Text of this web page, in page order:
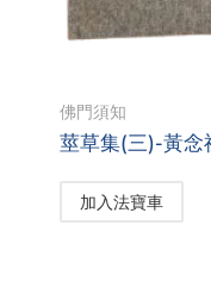
佛門須知
莖草集(三)-黃念
加入法寶車